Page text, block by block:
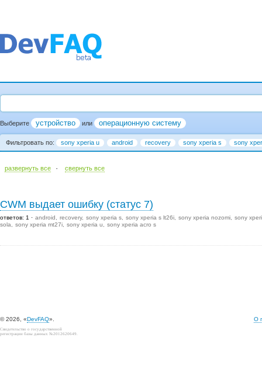
Выберите устройство или операционную систему
Фильтровать по: sony xperia u android recovery sony xperia s sony
развернуть все · cвернуть все
CWM выдает ошибку (статус 7)
ответов: 1 android recovery sony xperia s sony xperia s lt26i sony xperia nozomi
sony
sola
sony xperia mt27i sony xperia u sony xperia acro s
© 2026, «DevFAQ». О
Свидетельство о государственной
регистрации базы данных №2012620649.